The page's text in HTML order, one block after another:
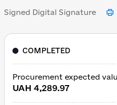
Signed Digital Signature
COMPLETED
Procurement expected
UAH 4,289.97